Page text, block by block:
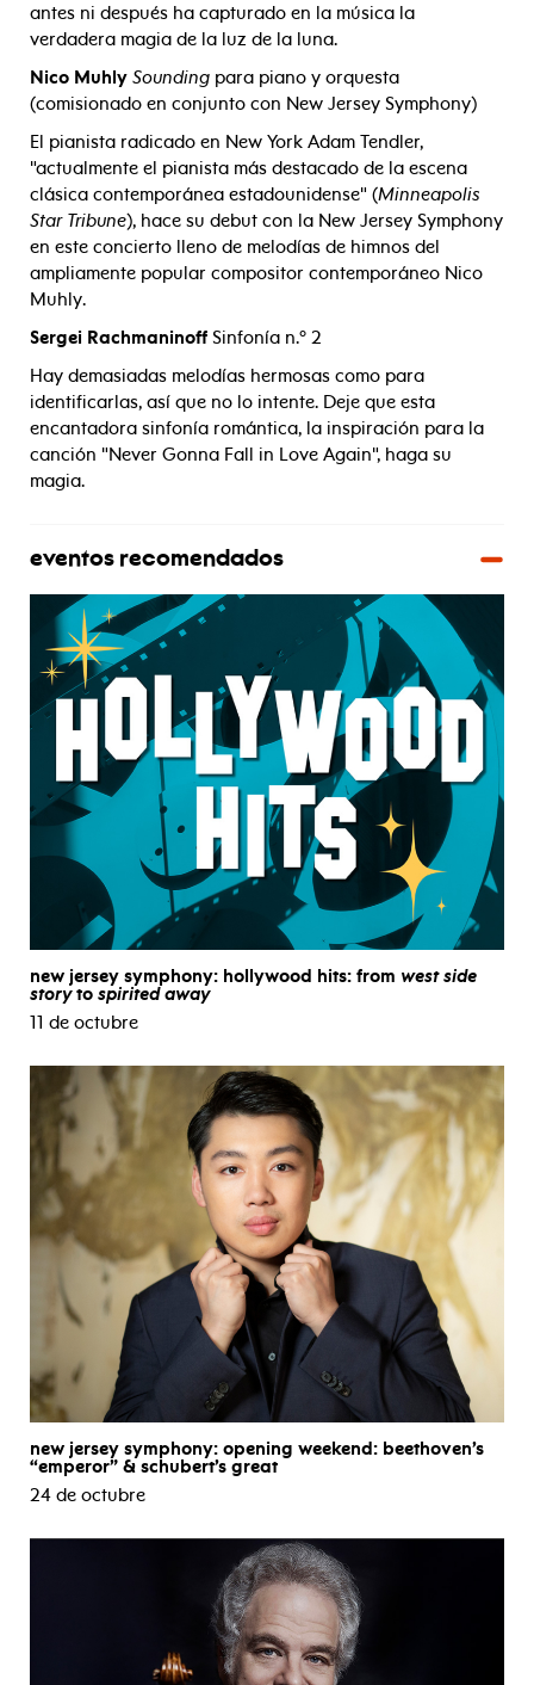
antes ni después ha capturado en la música la
verdadera magia de la luz de la luna.
Nico Muhly Sounding para piano y orquesta
(comisionado en conjunto con New Jersey Symphony)
El pianista radicado en New York Adam Tendler,
"actualmente el pianista más destacado de la escena
clásica contemporánea estadounidense" (Minneapolis
Star Tribune), hace su debut con la New Jersey Symphony
en este concierto lleno de melodías de himnos del
ampliamente popular compositor contemporáneo Nico
Muhly.
Sergei Rachmaninoff Sinfonía n.º 2
Hay demasiadas melodías hermosas como para
identificarlas, así que no lo intente. Deje que esta
encantadora sinfonía romántica, la inspiración para la
canción "Never Gonna Fall in Love Again", haga su
magia.
eventos recomendados
new jersey symphony: hollywood hits: from west side
storyto spirited away
11 de octubre
new jersey symphony: opening weekend: beethoven’s
“emperor” & schubert’s great
24 de octubre